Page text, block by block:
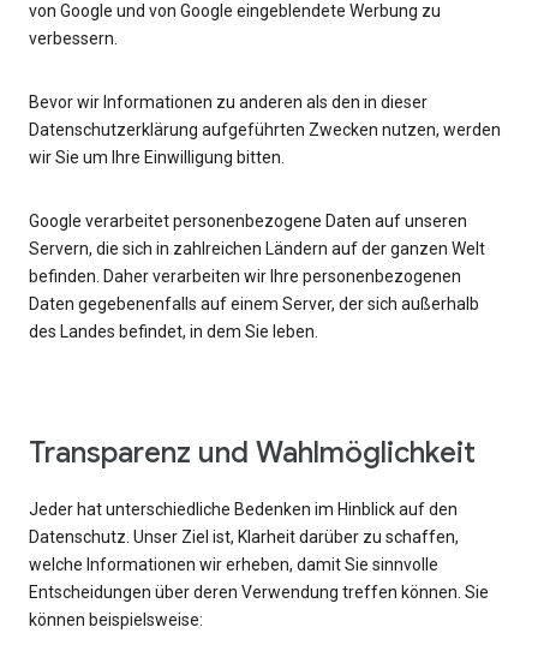
von Google und von Google eingeblendete Werbung zu
verbessern.
Bevor wir Informationen zu anderen als den in dieser
Datenschutzerklärung aufgeführten Zwecken nutzen, werden
wir Sie um Ihre Einwilligung bitten.
Google verarbeitet personenbezogene Daten auf unseren
Servern, die sich in zahlreichen Ländern auf der ganzen Welt
befinden. Daher verarbeiten wir Ihre personenbezogenen
Daten gegebenenfalls auf einem Server, der sich außerhalb
des Landes befindet, in dem Sie leben.
Transparenz und Wahlmöglichkeit
Jeder hat unterschiedliche Bedenken im Hinblick auf den
Datenschutz. Unser Ziel ist, Klarheit darüber zu schaffen,
welche Informationen wir erheben, damit Sie sinnvolle
Entscheidungen über deren Verwendung treffen können. Sie
können beispielsweise: